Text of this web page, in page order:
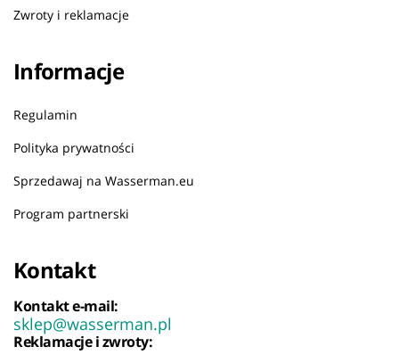
Zwroty i reklamacje
Informacje
Regulamin
Polityka prywatności
Sprzedawaj na Wasserman.eu
Program partnerski
Kontakt
Kontakt e-mail:
sklep@wasserman.pl
Reklamacje i zwroty: